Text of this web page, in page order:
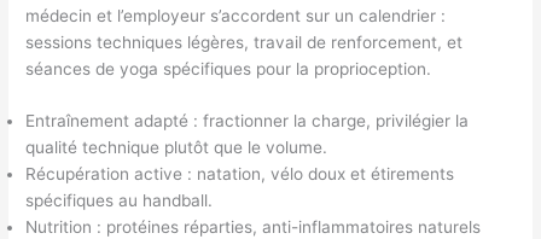
médecin et l’employeur s’accordent sur un calendrier :
sessions techniques légères, travail de renforcement, et
séances de yoga spécifiques pour la proprioception.
Entraînement adapté : fractionner la charge, privilégier la
qualité technique plutôt que le volume.
Récupération active : natation, vélo doux et étirements
spécifiques au handball.
Nutrition : protéines réparties, anti-inflammatoires naturels